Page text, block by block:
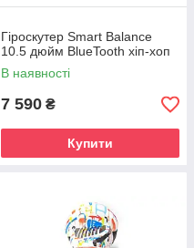
Гіроскутер Smart Balance
10.5 дюйм BlueTooth хіп-хоп
В наявності
7 590 ₴
Купити